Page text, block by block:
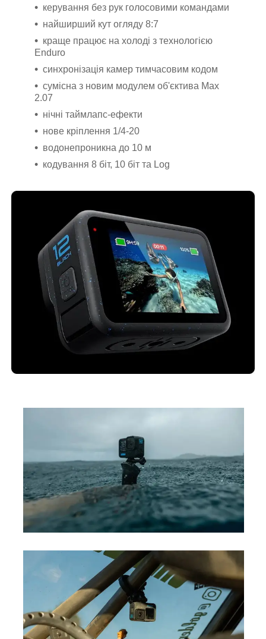
керування без рук голосовими командами
найширший кут огляду 8:7
краще працює на холоді з технологією
Enduro
синхронізація камер тимчасовим кодом
сумісна з новим модулем об'єктива Мах
2.07
нічні таймлапс-ефекти
нове кріплення 1/4-20
водонепроникна до 10 м
кодування 8 біт, 10 біт та Log